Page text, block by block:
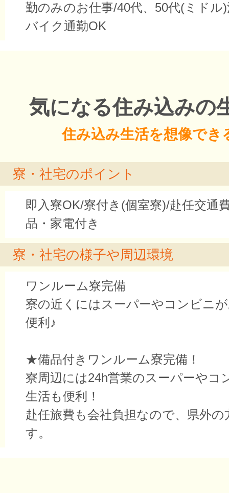
勤のみのお仕事/40代、50代(ミドル
バイク通勤OK
気になる住み込みの
住み込み生活を想像でき
寮・社宅のポイント
即入寮OK/寮付き(個室寮)/赴任交通
品・家電付き
寮・社宅の様子や周辺環境
ワンルーム寮完備
寮の近くにはスーパーやコンビニ
便利♪
★備品付きワンルーム寮完備！
寮周辺には24h営業のスーパーやコ
生活も便利！
赴任旅費も会社負担なので、県外の
す。